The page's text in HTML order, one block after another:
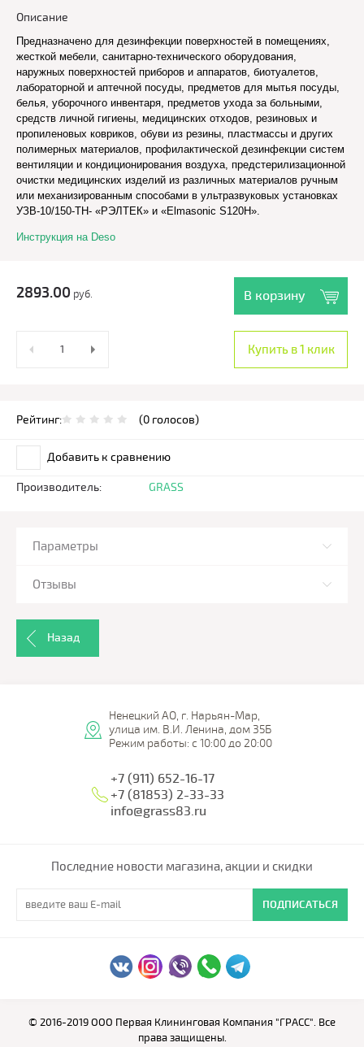
Описание
Предназначено для дезинфекции поверхностей в помещениях,
жесткой мебели, санитарно-технического оборудования,
наружных поверхностей приборов и аппаратов, биотуалетов,
лабораторной и аптечной посуды, предметов для мытья посуды,
белья, уборочного инвентаря, предметов ухода за больными,
средств личной гигиены, медицинских отходов, резиновых и
пропиленовых ковриков, обуви из резины, пластмассы и других
полимерных материалов, профилактической дезинфекции систем
вентиляции и кондиционирования воздуха, предстерилизационной
очистки медицинских изделий из различных материалов ручным
или механизированным способами в ультразвуковых установках
УЗВ-10/150-ТН- «РЭЛТЕК» и «Elmasonic S120H».
Инструкция на Deso
2893.00 руб. В корзину
Купить в 1 клик
Рейтинг: (0 голосов)
Добавить к сравнению
Производитель: GRASS
Параметры
Отзывы
Назад
Ненецкий АО, г. Нарьян-Мар,
улица им. В.И. Ленина, дом 35Б
Режим работы: с 10:00 до 20:00
+7 (911) 652-16-17
+7 (81853) 2-33-33
info@grass83.ru
Последние новости магазина, акции и скидки
ПОДПИСАТЬСЯ
© 2016-2019 ООО Первая Клининговая Компания "ГРАСС". Все
права защищены.